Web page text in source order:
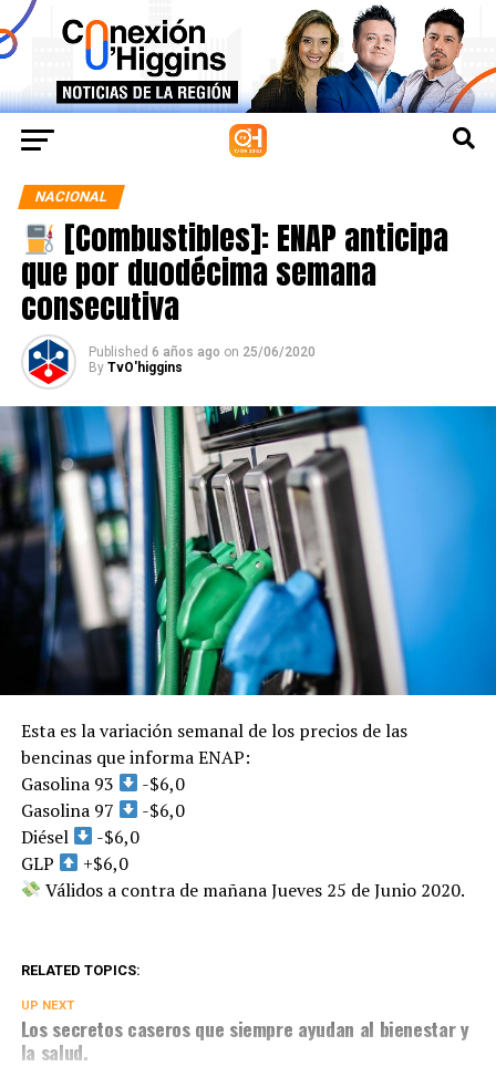
NACIONAL
[Combustibles]: ENAP anticipa
que por duodécima semana
consecutiva
Published 6 años ago on 25/06/2020
By TvO'higgins
Esta es la variación semanal de los precios de las
bencinas que informa ENAP:
Gasolina 93
-$6,0
Gasolina 97
-$6,0
Diésel
-$6,0
GLP
+$6,0
Válidos a contra de mañana Jueves 25 de Junio 2020.
RELATED TOPICS:
UP NEXT
Los secretos caseros que siempre ayudan al bienestar y
la salud.